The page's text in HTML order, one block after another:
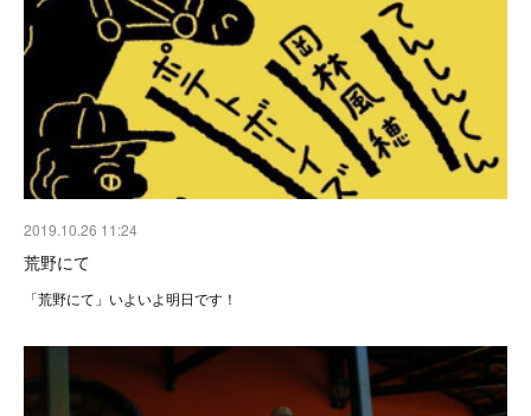
2019.10.26 11:24
荒野にて
「荒野にて」いよいよ明日です！